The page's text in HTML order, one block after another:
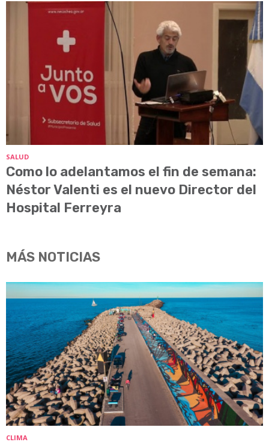
SALUD
Como lo adelantamos el fin de semana:
Néstor Valenti es el nuevo Director del
Hospital Ferreyra
MÁS NOTICIAS
CLIMA